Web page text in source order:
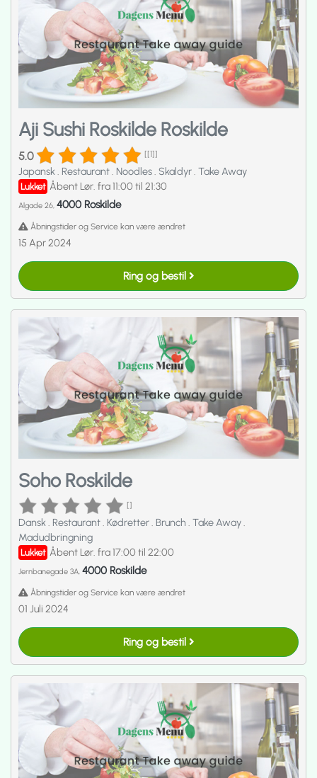
Aji Sushi Roskilde Roskilde
5.0 [[1]]
Japansk. Restaurant. Noodles. Skaldyr. Take Away
Lukket Åbent Lør. fra 11:00 til 21:30
Algade 26, 4000 Roskilde
Åbningstider og Service kan være ændret
15 Apr 2024
Ring og bestil
Soho Roskilde
[]
Dansk. Restaurant. Kødretter. Brunch . Take Away.
Madudbringning
Lukket Åbent Lør. fra 17:00 til 22:00
Jernbanegade 3A, 4000 Roskilde
Åbningstider og Service kan være ændret
01 Juli 2024
Ring og bestil